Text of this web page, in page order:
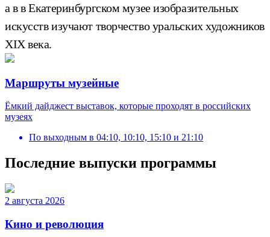
а в в Екатеринбургском музее изобразительных
искусств изучают творчество уральских художников
XIX века.
Маршруты музейные
Ёмкий дайджест выставок, которые проходят в российских
музеях
По выходным в 04:10, 10:10, 15:10 и 21:10
Последние выпуски программы
2 августа 2026
Кино и революция